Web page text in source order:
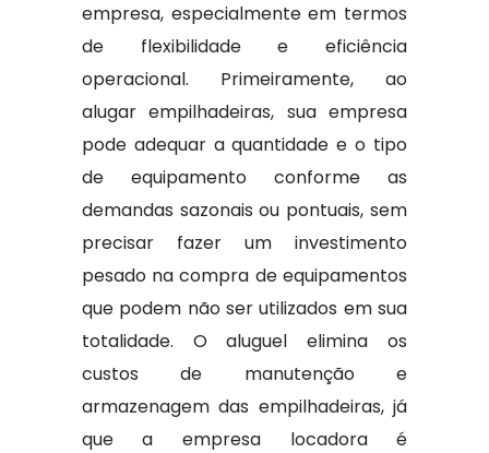
empresa, especialmente em termos
de flexibilidade e eficiência
operacional. Primeiramente, ao
alugar empilhadeiras, sua empresa
pode adequar a quantidade e o tipo
de equipamento conforme as
demandas sazonais ou pontuais, sem
precisar fazer um investimento
pesado na compra de equipamentos
que podem não ser utilizados em sua
totalidade. O aluguel elimina os
custos de manutenção e
armazenagem das empilhadeiras, já
que a empresa locadora é